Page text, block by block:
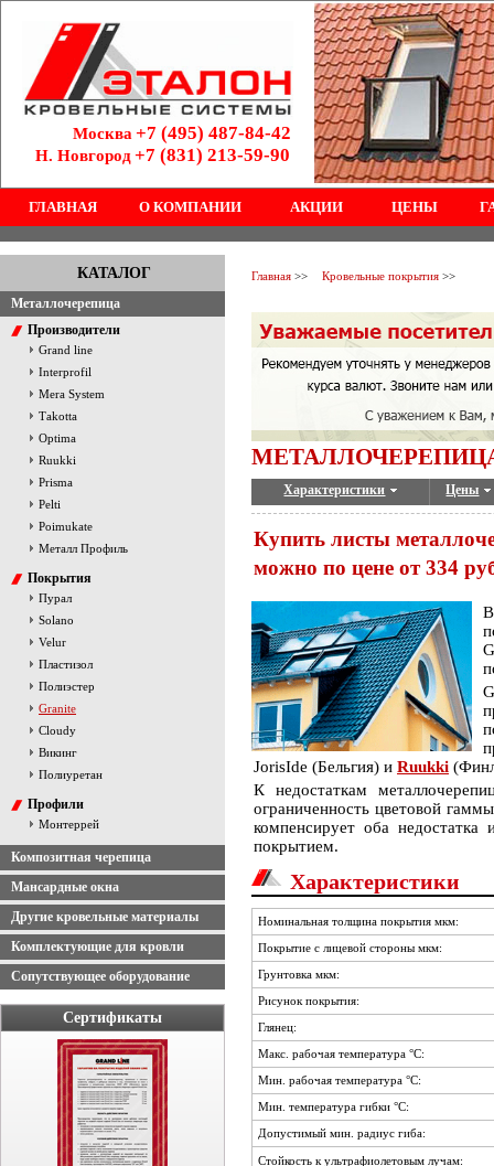
Москва +7 (495) 487-84-42
Н. Новгород+7 (831) 213-59-90
ГЛАВНАЯ О КОМПАНИИ АКЦИИ ЦЕНЫ
КАТАЛОГ
Металлочерепица
Производители
Grand line
Interprofil
Mera System
Тakotta
Optima
Ruukki
Prisma
Pelti
Poimukate
Металл Профиль
Покрытия
Пурал
Solano
Velur
Пластизол
Полиэстер
Granite
Cloudy
Викинг
Полиуретан
Профили
Монтеррей
Композитная черепица
Мансардные окна
Другие кровельные материалы
Комплектующие для кровли
Сопутствующее оборудование
Сертификаты
Главная >> Кровельные покрытия >>
МЕТАЛЛОЧЕРЕПИЦА
Характеристики Цены
Купить листы
можно по цене от 334
JorisIde (Бельгия) и Ruukki
К недостаткам
ограниченность цветовой
компенсирует оба
покрытием.
Характеристики
Номинальная толщина покрытия мкм:
Покрытие с лицевой стороны мкм:
Грунтовка мкм:
Рисунок покрытия:
Глянец:
Макс. рабочая температура °C:
Мин. рабочая температура °C:
Мин. температура гибки °C:
Допустимый мин. радиус гиба:
Стойкость к ультрафиолетовым лучам: